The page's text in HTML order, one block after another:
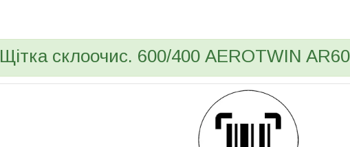
Щітка склоочис. 600/400 AEROTWIN